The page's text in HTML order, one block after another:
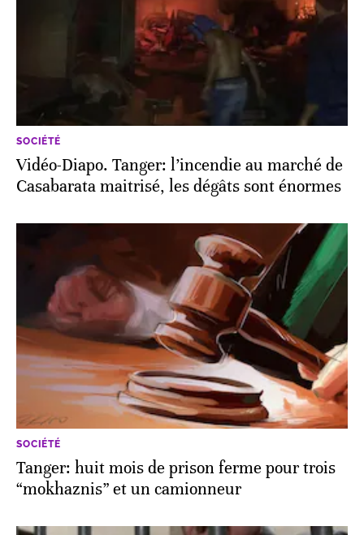
SOCIÉTÉ
Vidéo-Diapo. Tanger: l’incendie au marché de
Casabarata maitrisé, les dégâts sont énormes
SOCIÉTÉ
Tanger: huit mois de prison ferme pour trois
“mokhaznis” et un camionneur